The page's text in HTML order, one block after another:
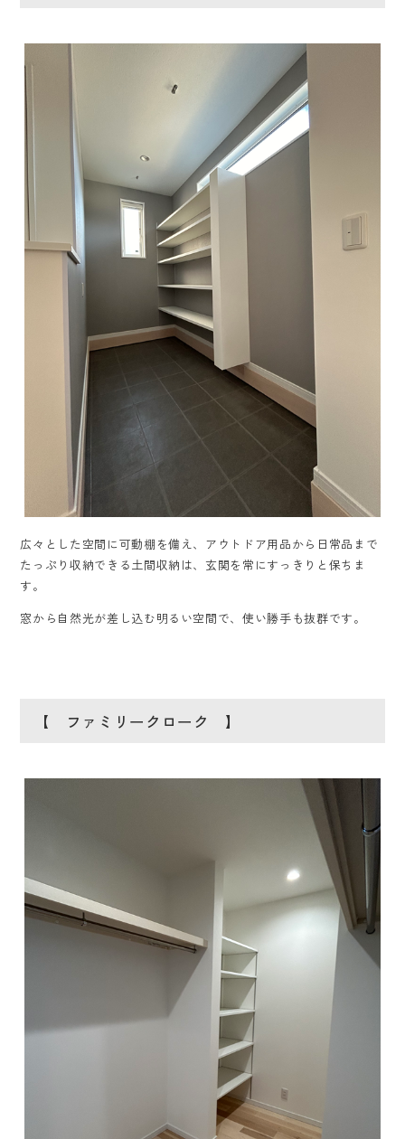
広々とした空間に可動棚を備え、アウトドア用品から日常品まで
たっぷり収納できる土間収納は、玄関を常にすっきりと保ちま
す。
窓から自然光が差し込む明るい空間で、使い勝手も抜群です。
【 ファミリークローク 】